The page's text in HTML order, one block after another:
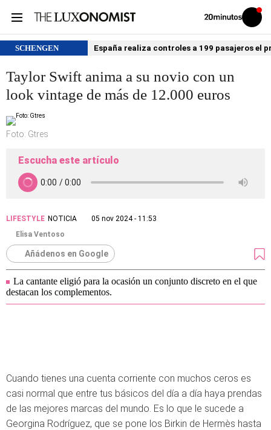
Volver
Iniciar
sesión
SCHENGEN España realiza controles a 199 pasajeros el
Taylor Swift anima a su novio con un
look vintage de más de 12.000 euros
Foto: Gtres
Escucha este artículo
LIFESTYLE NOTICIA
05 nov 2024 - 11:53
Elisa Ventoso
Añádenos en Google
La cantante eligió para la ocasión un conjunto discreto en el que
destacan los complementos.
Cuando tienes una cuenta corriente con muchos ceros es
casi normal que entre tus básicos del día a día haya prendas
de las mejores marcas del mundo. Es lo que le sucede a
Georgina Rodríguez, que se pone los Birkin de Hermès hasta